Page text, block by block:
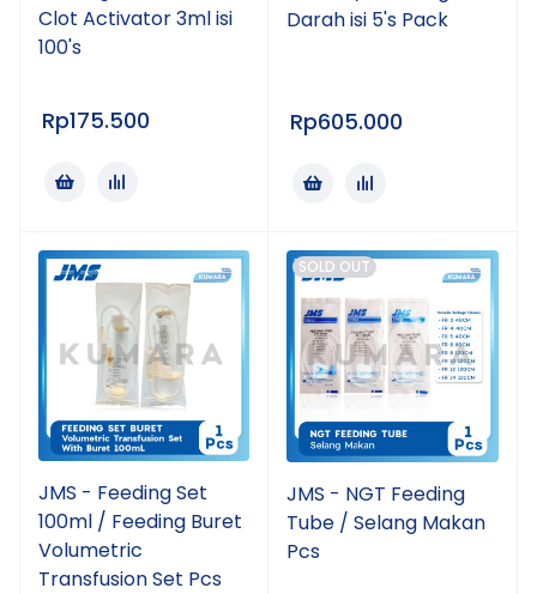
Clot Activator 3ml isi
100's
Rp175.500
Darah isi 5's Pack
Rp605.000
JMS - Feeding Set
100ml / Feeding Buret
Volumetric
Transfusion Set Pcs
SOLD OUT
JMS - NGT Feeding
Tube / Selang Makan
Pcs